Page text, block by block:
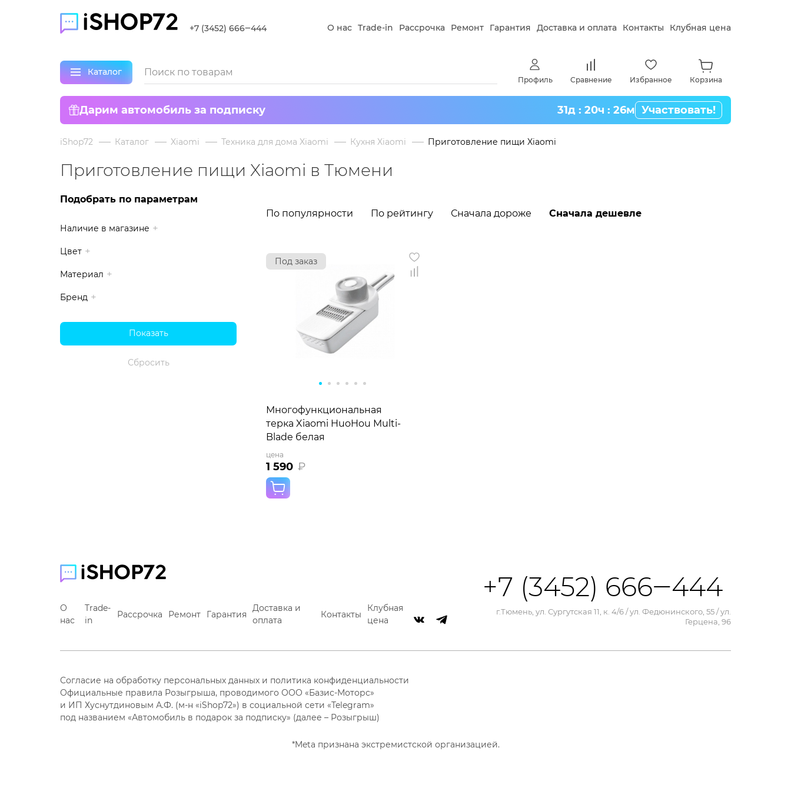
+7 (3452) 666‒444 О нас Trade-in Рассрочка Ремонт Гарантия Доставка и оплата Контакты Клубная цена
Каталог
Профиль Сравнение Избранное Корзина
Дарим автомобиль за подписку 31д : 20ч : 26м Участвовать!
iShop72 Каталог Xiaomi Техника для дома Xiaomi Кухня Xiaomi Приготовление пищи Xiaomi
Приготовление пищи Xiaomi в Тюмени
Подобрать по параметрам
Наличие в магазине
Цвет
Материал
Бренд
По популярности По рейтингу Сначала дороже Сначала дешевле
Под заказ
Многофункциональная
терка Xiaomi HuoHou Multi-
Blade белая
цена
1 590 ₽
О
нас
Trade-
in
Рассрочка Ремонт Гарантия
Доставка и
оплата
Контакты
Клубная
цена
+7 (3452) 666‒444
г.Тюмень, ул. Сургутская 11, к. 4/6 / ул. Федюнинского, 55 / ул.
Герцена, 96
Согласие на обработку персональных данных и политика конфиденциальности
Официальные правила Розыгрыша, проводимого ООО «Базис-Моторс»
и ИП Хуснутдиновым А.Ф. (м-н «iShop72») в социальной сети «Telegram»
под названием «Автомобиль в подарок за подписку» (далее – Розыгрыш)
*Meta признана экстремистской организацией.